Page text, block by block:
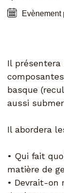
Evènement
Il présentera
basque
aussi
Il abordera
• Qui fait
matière de
• Devrait-on